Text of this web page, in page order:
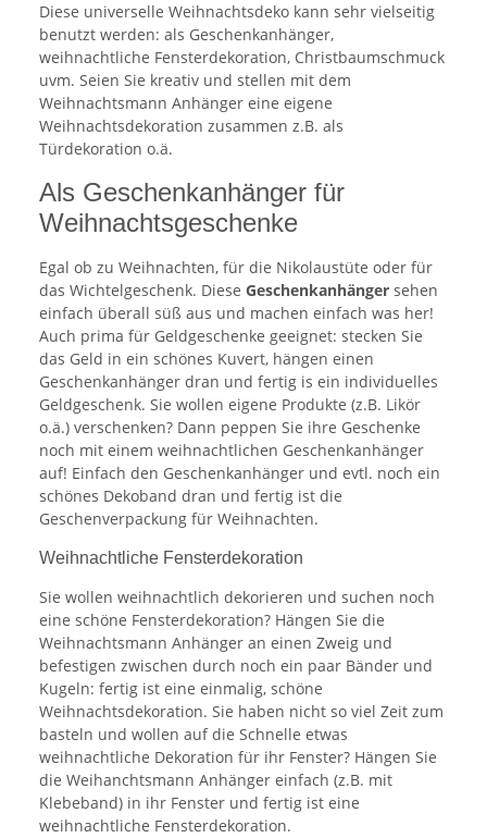
Diese universelle Weihnachtsdeko kann sehr vielseitig
benutzt werden: als Geschenkanhänger,
weihnachtliche Fensterdekoration, Christbaumschmuck
uvm. Seien Sie kreativ und stellen mit dem
Weihnachtsmann Anhänger eine eigene
Weihnachtsdekoration zusammen z.B. als
Türdekoration o.ä.
Als Geschenkanhänger für
Weihnachtsgeschenke
Egal ob zu Weihnachten, für die Nikolaustüte oder für
das Wichtelgeschenk. Diese Geschenkanhänger sehen
einfach überall süß aus und machen einfach was her!
Auch prima für Geldgeschenke geeignet: stecken Sie
das Geld in ein schönes Kuvert, hängen einen
Geschenkanhänger dran und fertig is ein individuelles
Geldgeschenk. Sie wollen eigene Produkte (z.B. Likör
o.ä.) verschenken? Dann peppen Sie ihre Geschenke
noch mit einem weihnachtlichen Geschenkanhänger
auf! Einfach den Geschenkanhänger und evtl. noch ein
schönes Dekoband dran und fertig ist die
Geschenverpackung für Weihnachten.
Weihnachtliche Fensterdekoration
Sie wollen weihnachtlich dekorieren und suchen noch
eine schöne Fensterdekoration? Hängen Sie die
Weihnachtsmann Anhänger an einen Zweig und
befestigen zwischen durch noch ein paar Bänder und
Kugeln: fertig ist eine einmalig, schöne
Weihnachtsdekoration. Sie haben nicht so viel Zeit zum
basteln und wollen auf die Schnelle etwas
weihnachtliche Dekoration für ihr Fenster? Hängen Sie
die Weihanchtsmann Anhänger einfach (z.B. mit
Klebeband) in ihr Fenster und fertig ist eine
weihnachtliche Fensterdekoration.